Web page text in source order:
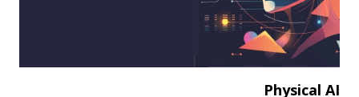
Physical AI